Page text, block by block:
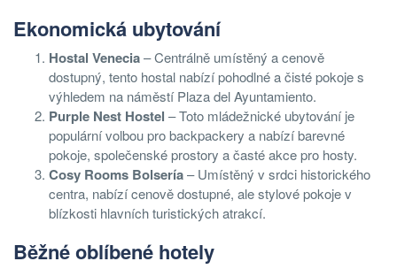
Ekonomická ubytování
Hostal Venecia– Centrálně umístěný a cenově
dostupný, tento hostal nabízí pohodlné a čisté pokoje s
výhledem na náměstí Plaza del Ayuntamiento.
Purple Nest Hostel – Toto mládežnické ubytování je
populární volbou pro backpackery a nabízí barevné
pokoje, společenské prostory a časté akce pro hosty.
Cosy Rooms Bolsería– Umístěný v srdci historického
centra, nabízí cenově dostupné, ale stylové pokoje v
blízkosti hlavních turistických atrakcí.
Běžné oblíbené hotely